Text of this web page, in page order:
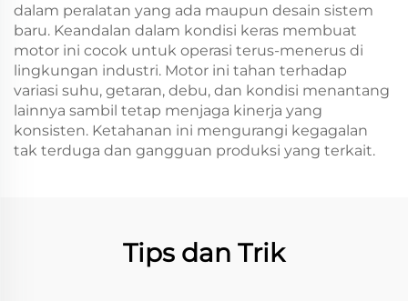
dalam peralatan yang ada maupun desain sistem
baru. Keandalan dalam kondisi keras membuat
motor ini cocok untuk operasi terus-menerus di
lingkungan industri. Motor ini tahan terhadap
variasi suhu, getaran, debu, dan kondisi menantang
lainnya sambil tetap menjaga kinerja yang
konsisten. Ketahanan ini mengurangi kegagalan
tak terduga dan gangguan produksi yang terkait.
Tips dan Trik